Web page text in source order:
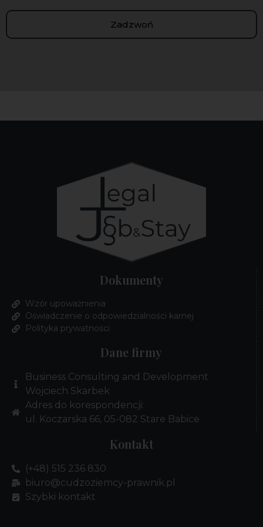
Zadzwoń
Dokumenty
Wzór upoważnienia
Oświadczenie o odpowiedzialności karnej
Polityka prywatności
Dane firmy
Business Consulting and Development
Wojciech Skarbek
Adres do korespondencji:
ul. Koczarska 66, 05-082 Stare Babice
Kontakt
(+48) 515 236 830
biuro@cudzoziemcy-prawnik.pl
Szybki kontakt